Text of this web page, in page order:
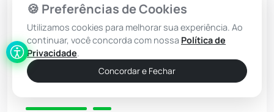
TCM-BA acata recurso e
exclui ressarcimento da ex-
prefeita de Malhada de
Pedras
🍪 Preferências de Cookies
Utilizamos cookies para melhorar sua experiência. Ao
continuar, você concorda com nossa Política de
Privacidade.
Concordar e Fechar